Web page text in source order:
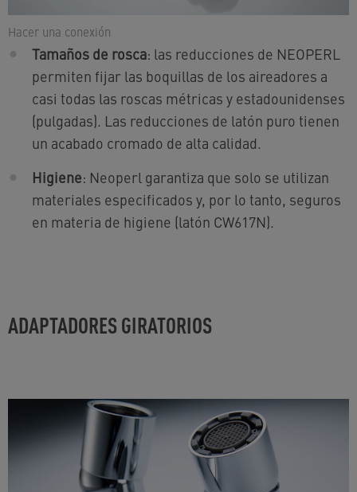
Hacer una conexión
Tamaños de rosca: las reducciones de NEOPERL
permiten fijar las boquillas de los aireadores a
casi todas las roscas métricas y estadounidenses
(pulgadas). Las reducciones de latón puro tienen
un acabado cromado de alta calidad.
Higiene: Neoperl garantiza que solo se utilizan
materiales especificados y, por lo tanto, seguros
en materia de higiene (latón CW617N).
ADAPTADORES GIRATORIOS